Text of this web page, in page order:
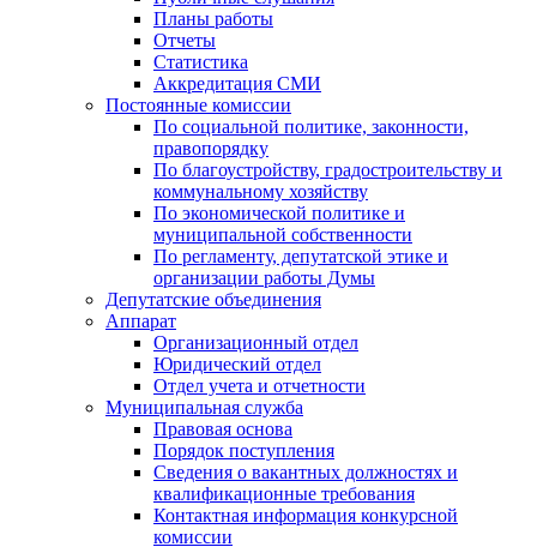
Планы работы
Отчеты
Статистика
Аккредитация СМИ
Постоянные комиссии
По социальной политике, законности,
правопорядку
По благоустройству, градостроительству и
коммунальному хозяйству
По экономической политике и
муниципальной собственности
По регламенту, депутатской этике и
организации работы Думы
Депутатские объединения
Аппарат
Организационный отдел
Юридический отдел
Отдел учета и отчетности
Муниципальная служба
Правовая основа
Порядок поступления
Сведения о вакантных должностях и
квалификационные требования
Контактная информация конкурсной
комиссии